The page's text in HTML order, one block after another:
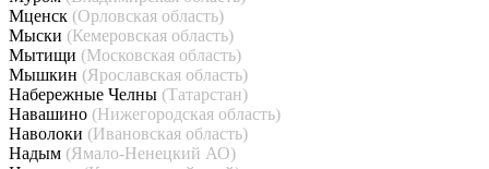
Мценск (Орловская область)
Мыски (Кемеровская область)
Мытищи (Московская область)
Мышкин (Ярославская область)
Набережные Челны (Татарстан)
Навашино (Нижегородская область)
Наволоки (Ивановская область)
Надым (Ямало-Ненецкий АО)